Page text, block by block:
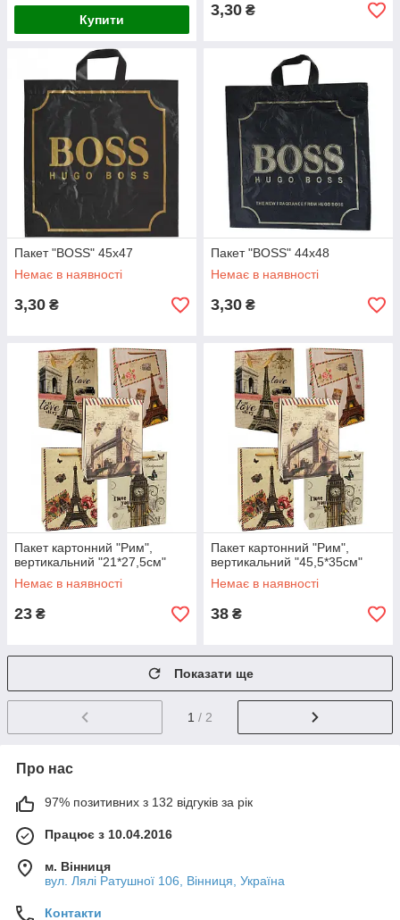
Купити
3,30 ₴
Пакет "BOSS" 45х47
Немає в наявності
3,30 ₴
Пакет "BOSS" 44х48
Немає в наявності
3,30 ₴
Пакет картонний "Рим",
вертикальний "21*27,5см"
Немає в наявності
23 ₴
Пакет картонний "Рим",
вертикальний "45,5*35см"
Немає в наявності
38 ₴
Показати ще
1 / 2
Про нас
97% позитивних з 132 відгуків за рік
Працює з 10.04.2016
м. Вінниця
вул. Лялі Ратушної 106, Вінниця, Україна
Контакти